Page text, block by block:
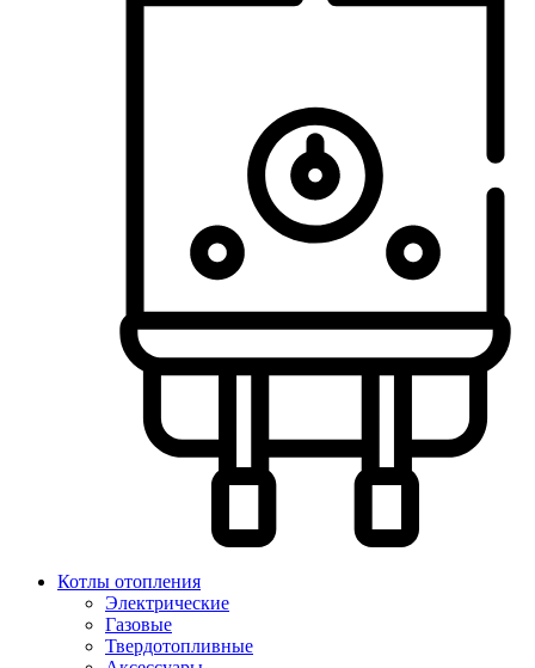
Котлы отопления
Электрические
Газовые
Твердотопливные